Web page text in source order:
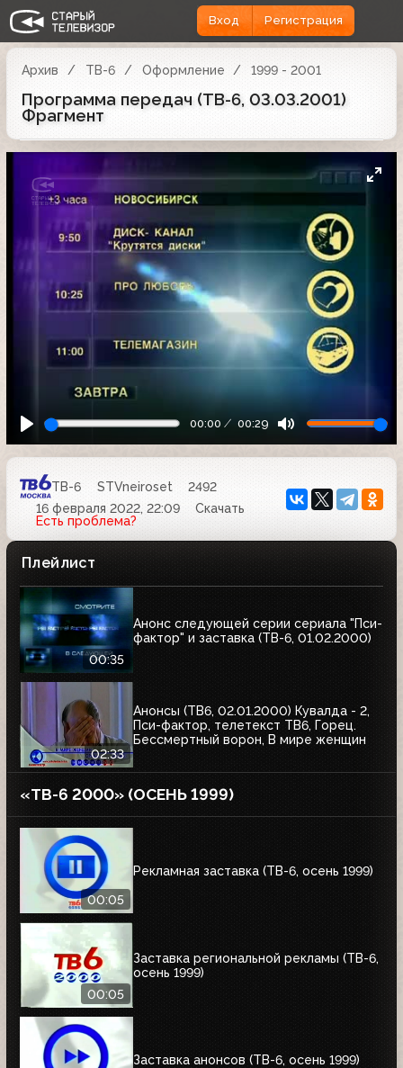
Вход Регистрация
Архив ТВ-6 Оформление 1999 - 2001
Программа передач (ТВ-6, 03.03.2001)
Фрагмент
00:00 00:29
ТВ-6 STVneiroset
2492
16 февраля 2022, 22:09
Скачать
Есть проблема?
Плейлист
00:35
Анонс следующей серии сериала "Пси-
фактор" и заставка (ТВ-6, 01.02.2000)
02:33
Анонсы (ТВ6, 02.01.2000) Кувалда - 2,
Пси-фактор, телетекст ТВ6, Горец.
Бессмертный ворон, В мире женщин
«ТВ-6 2000» (ОСЕНЬ 1999)
00:05
Рекламная заставка (ТВ-6, осень 1999)
00:05
Заставка региональной рекламы (ТВ-6,
осень 1999)
Заставка анонсов (ТВ-6, осень 1999)